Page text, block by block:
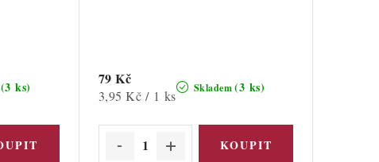
(3 ks) Skladem(3 ks)
79 Kč
Měrná
3,95 Kč / 1 ks